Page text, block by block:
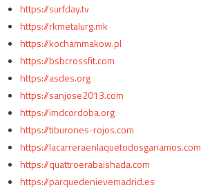
https://surfday.tv
https://rkmetalurg.mk
https://kochammakow.pl
https://bsbcrossfit.com
https://asdes.org
https://sanjose2013.com
https://imdcordoba.org
https://tiburones-rojos.com
https://lacarreraenlaquetodosganamos.com
https://quattroerabaishada.com
https://parquedenievemadrid.es